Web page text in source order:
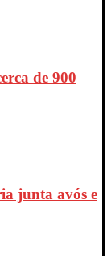
de 900
junta avós e